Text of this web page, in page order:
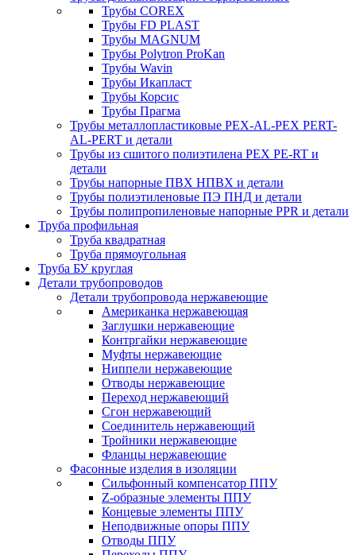
Трубы COREX
Трубы FD PLAST
Трубы MAGNUM
Трубы Polytron ProKan
Трубы Wavin
Трубы Икапласт
Трубы Корсис
Трубы Прагма
Трубы металлопластиковые PEX-AL-PEX PERT-
AL-PERT и детали
Трубы из сшитого полиэтилена PEX PE-RT и
детали
Трубы напорные ПВХ НПВХ и детали
Трубы полиэтиленовые ПЭ ПНД и детали
Трубы полипропиленовые напорные PPR и детали
Труба профильная
Труба квадратная
Труба прямоугольная
Труба БУ круглая
Детали трубопроводов
Детали трубопровода нержавеющие
Американка нержавеющая
Заглушки нержавеющие
Контргайки нержавеющие
Муфты нержавеющие
Ниппели нержавеющие
Отводы нержавеющие
Переход нержавеющий
Сгон нержавеющий
Соединитель нержавеющий
Тройники нержавеющие
Фланцы нержавеющие
Фасонные изделия в изоляции
Cильфонный компенсатор ППУ
Z-образные элементы ППУ
Концевые элементы ППУ
Неподвижные опоры ППУ
Отводы ППУ